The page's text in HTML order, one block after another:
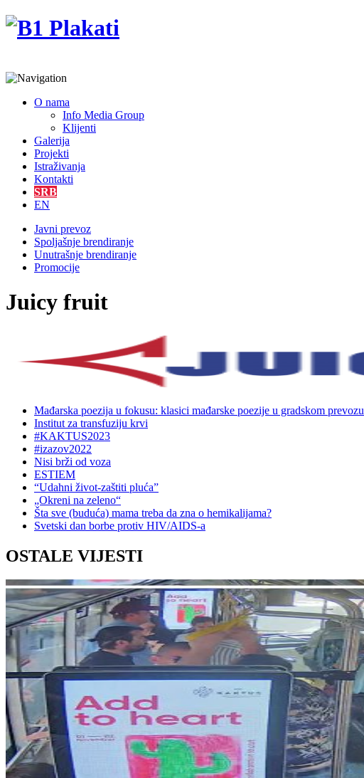
O nama
Info Media Group
Klijenti
Galerija
Projekti
Istraživanja
Kontakti
SRB
EN
Javni prevoz
Spoljašnje brendiranje
Unutrašnje brendiranje
Promocije
Juicy fruit
Mađarska poezija u fokusu: klasici mađarske poezije u gradskom prevozu
Institut za transfuziju krvi
#KAKTUS2023
#izazov2022
Nisi brži od voza
ESTIEM
“Udahni život-zaštiti pluća”
„Okreni na zeleno“
Šta sve (buduća) mama treba da zna o hemikalijama?
Svetski dan borbe protiv HIV/AIDS-a
OSTALE VIJESTI